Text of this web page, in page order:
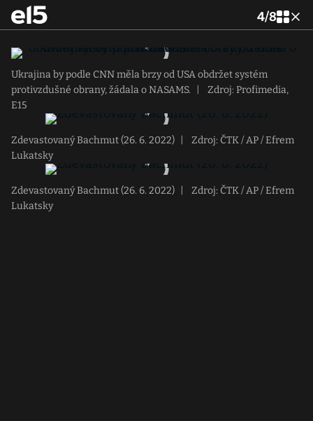
4/8
Ukrajina by podle CNN měla brzy od USA obdržet systém
protivzdušné obrany, žádala o NASAMS.
Zdroj: Profimedia,
E15
Zdevastovaný Bachmut (26. 6. 2022)
Zdroj: ČTK / AP / Efrem
Lukatsky
Zdevastovaný Bachmut (26. 6. 2022)
Zdroj: ČTK / AP / Efrem
Lukatsky